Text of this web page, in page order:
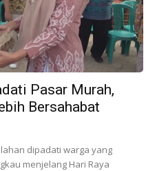
Pasar Murah,
Bersahabat
dipadati warga yang
menjelang Hari Raya